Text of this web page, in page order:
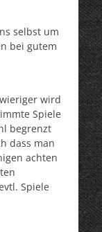
selbst um
bei gutem
wird
Spiele
begrenzt
dass man
achten
Spiele